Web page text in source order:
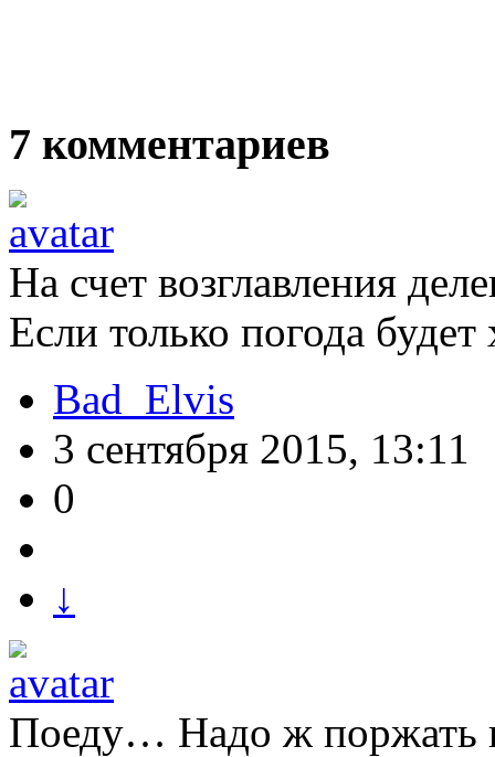
7 комментариев
На счет возглавления
Если только погода
Bad_Elvis
3 сентября 2015, 13:11
0
↓
Поеду… Надо ж поржать